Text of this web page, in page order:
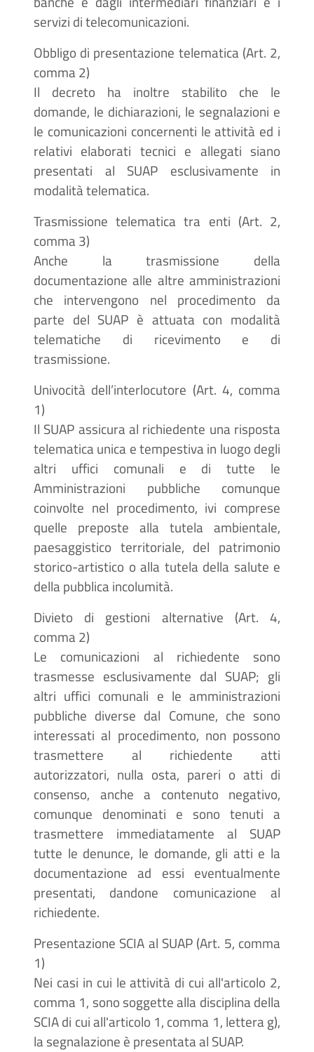
servizi di telecomunicazioni.
Obbligo di presentazione telematica (Art. 2,
comma 2)
Il decreto ha inoltre stabilito che le
domande, le dichiarazioni, le segnalazioni e
le comunicazioni concernenti le attività ed i
relativi elaborati tecnici e allegati siano
presentati al SUAP esclusivamente in
modalità telematica.
Trasmissione telematica tra enti (Art. 2,
comma 3)
Anche la trasmissione della
documentazione alle altre amministrazioni
che intervengono nel procedimento da
parte del SUAP è attuata con modalità
telematiche di ricevimento e di
trasmissione.
Univocità dell’interlocutore (Art. 4, comma
1)
Il SUAP assicura al richiedente una risposta
telematica unica e tempestiva in luogo degli
altri uffici comunali e di tutte le
Amministrazioni pubbliche comunque
coinvolte nel procedimento, ivi comprese
quelle preposte alla tutela ambientale,
paesaggistico territoriale, del patrimonio
storico-artistico o alla tutela della salute e
della pubblica incolumità.
Divieto di gestioni alternative (Art. 4,
comma 2)
Le comunicazioni al richiedente sono
trasmesse esclusivamente dal SUAP; gli
altri uffici comunali e le amministrazioni
pubbliche diverse dal Comune, che sono
interessati al procedimento, non possono
trasmettere al richiedente atti
autorizzatori, nulla osta, pareri o atti di
consenso, anche a contenuto negativo,
comunque denominati e sono tenuti a
trasmettere immediatamente al SUAP
tutte le denunce, le domande, gli atti e la
documentazione ad essi eventualmente
presentati, dandone comunicazione al
richiedente.
Presentazione SCIA al SUAP (Art. 5, comma
1)
Nei casi in cui le attività di cui all'articolo 2,
comma 1, sono soggette alla disciplina della
SCIA di cui all'articolo 1, comma 1, lettera g),
la segnalazione è presentata al SUAP.